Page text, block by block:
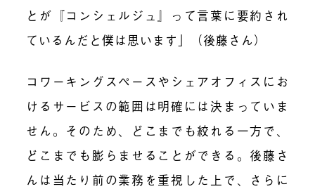
とが『コンシェルジュ』って言葉に要約され
ているんだと僕は思います」（後藤さん）
コワーキングスペースやシェアオフィスにお
けるサービスの範囲は明確には決まっていま
せん。そのため、どこまでも絞れる一方で、
どこまでも膨らませることができる。後藤さ
んは当たり前の業務を重視した上で、さらに